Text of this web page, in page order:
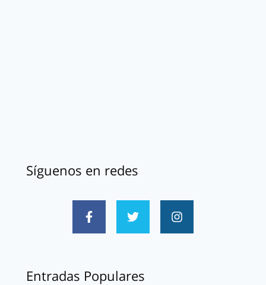
Síguenos en redes
Entradas Populares